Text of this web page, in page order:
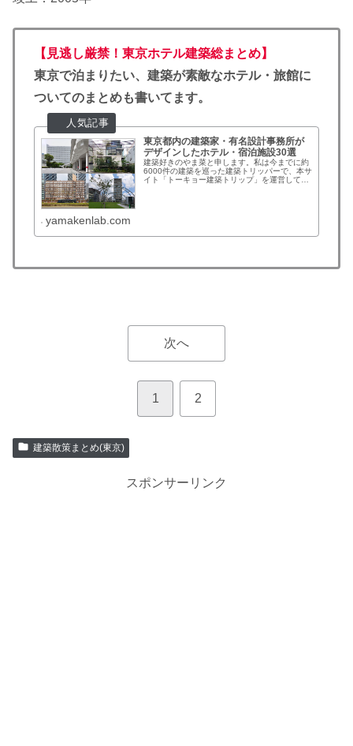
【見逃し厳禁！東京ホテル建築総まとめ】
東京で泊まりたい、建築が素敵なホテル・旅館に
ついてのまとめも書いてます。
東京都内の建築家・有名設計事務所が
デザインしたホテル・宿泊施設30選
建築好きのやま菜と申します。私は今までに約
6000件の建築を巡った建築トリッパーで、本サ
イト「トーキョー建築トリップ」を運営してい
yamakenlab.com
次へ
1 2
建築散策まとめ(東京)
スポンサーリンク